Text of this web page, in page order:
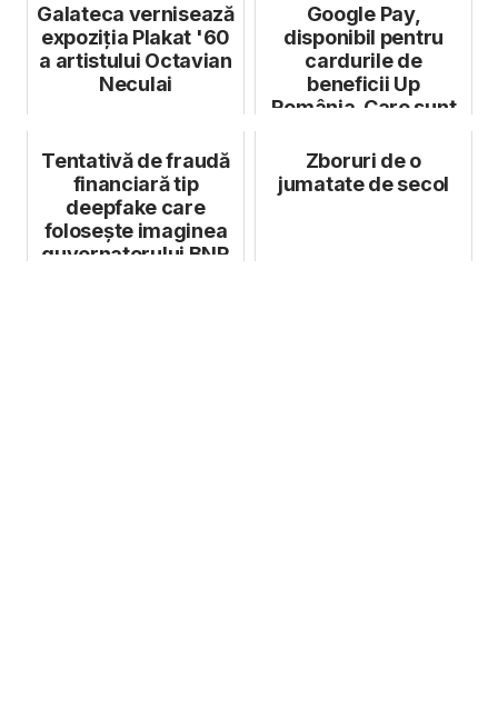
Galateca vernisează
expoziția Plakat '60
a artistului Octavian
Neculai
Google Pay,
disponibil pentru
cardurile de
beneficii Up
România. Care sunt
utiliza...
Tentativă de fraudă
financiară tip
deepfake care
folosește imaginea
guvernatorului BNR
Zboruri de o
jumatate de secol